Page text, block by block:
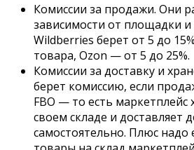
Комиссии за продажи. Они
зависимости от площадки и
Wildberries берет от 5 до
товара, Ozon — от 5 до 25%.
Комиссии за доставку и
берет комиссию, если
FBO — то есть маркетплейс
своем складе и доставляет
самостоятельно. Плюс